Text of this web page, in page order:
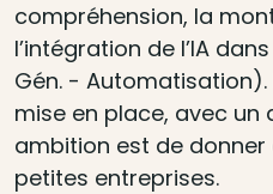
compréhension, la
l’intégration de l’IA
Gén. -
mise en place, avec
ambition est de
petites entreprises.